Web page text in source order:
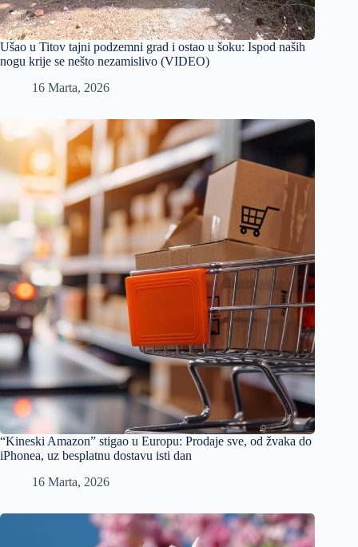
Ušao u Titov tajni podzemni grad i ostao u šoku: Ispod naših
nogu krije se nešto nezamislivo (VIDEO)
16 Marta, 2026
“Kineski Amazon” stigao u Europu: Prodaje sve, od žvaka do
iPhonea, uz besplatnu dostavu isti dan
16 Marta, 2026